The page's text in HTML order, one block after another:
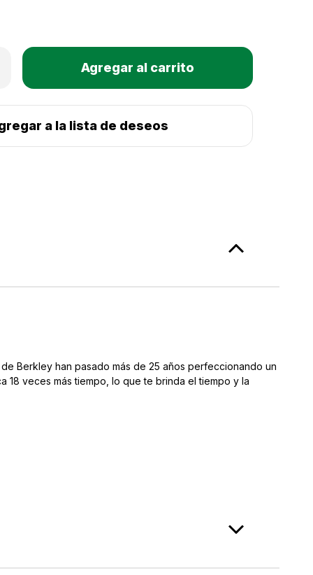
Only
Existencias
a la lista de deseos
Berkley han pasado más de 25 años perfeccionando un
18 veces más tiempo, lo que te brinda el tiempo y la